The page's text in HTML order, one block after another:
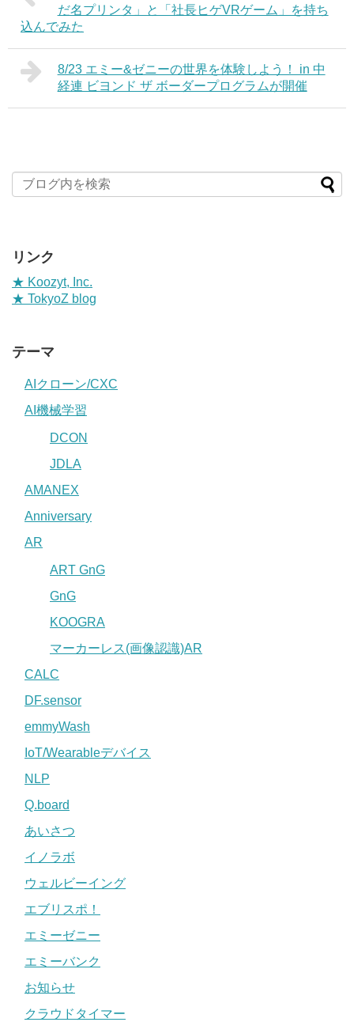
だ名プリンタ」と「社長ヒゲVRゲーム」を持ち
込んでみた
8/23 エミー&ゼニーの世界を体験しよう！ in 中
経連 ビヨンド ザ ボーダープログラムが開催
リンク
★ Koozyt, Inc.
★ TokyoZ blog
テーマ
AIクローン/CXC
AI機械学習
DCON
JDLA
AMANEX
Anniversary
AR
ART GnG
GnG
KOOGRA
マーカーレス(画像認識)AR
CALC
DF.sensor
emmyWash
IoT/Wearableデバイス
NLP
Q.board
あいさつ
イノラボ
ウェルビーイング
エブリスポ！
エミーゼニー
エミーバンク
お知らせ
クラウドタイマー